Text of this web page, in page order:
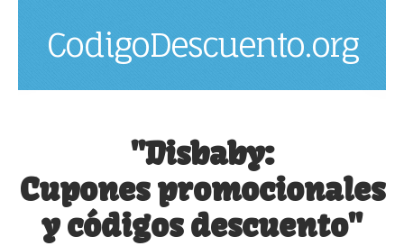
CodigoDescuento.org
"Disbaby:
Cupones promocionales
y códigos descuento"